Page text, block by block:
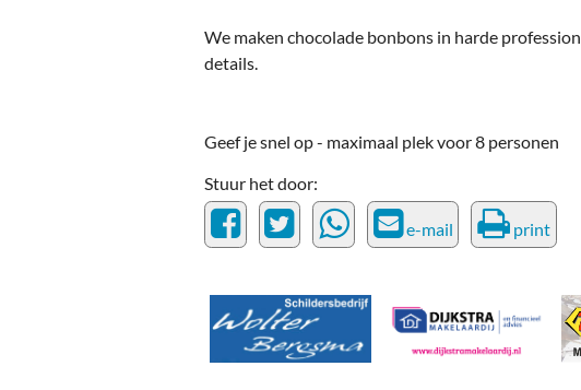
We maken chocolade bonbons in harde
details.
Geef je snel op - maximaal plek voor 8 personen
Stuur het door:
e-mail print